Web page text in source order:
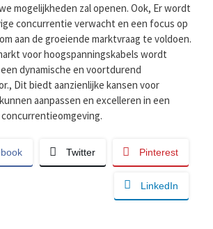
mogelijkheden zal openen. Ook, Er wordt
concurrentie verwacht en een focus op
aan de groeiende marktvraag te voldoen.
voor hoogspanningskabels wordt
dynamische en voortdurend
Dit biedt aanzienlijke kansen voor
aanpassen en excelleren in een
Twitter Pinterest
LinkedIn